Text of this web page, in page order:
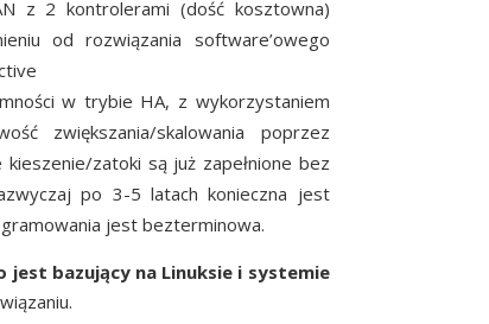
z 2 kontrolerami (dość kosztowna)
od rozwiązania software’owego
w trybie HA, z wykorzystaniem
zwiększania/skalowania poprzez
zatoki są już zapełnione bez
po 3-5 latach konieczna jest
jest bezterminowa.
jest bazujący na Linuksie i systemie